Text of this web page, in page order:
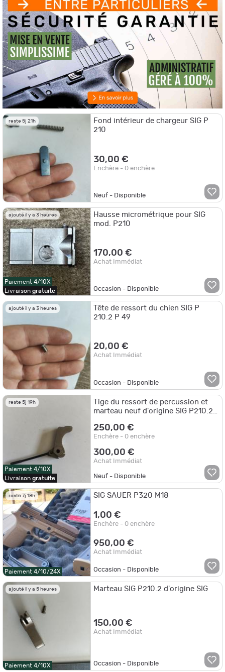
reste 5j 21h
Fond intérieur de chargeur SIG P
210
30,00 €
Enchère - 0 enchère
Neuf - Disponible
ajouté il y a 3 heures
Paiement 4/10X
Livraison gratuite
Hausse micrométrique pour SIG
mod. P210
170,00 €
Achat Immédiat
Occasion - Disponible
ajouté il y a 3 heures
Tête de ressort du chien SIG P
210.2 P 49
20,00 €
Achat Immédiat
Occasion - Disponible
reste 5j 19h
Paiement 4/10X
Livraison gratuite
Tige du ressort de percussion et
marteau neuf d'origine SIG P210.2
250,00 €
Enchère - 0 enchère
300,00 €
Achat Immédiat
Neuf - Disponible
reste 7j 18h
Paiement 4/10/24X
SIG SAUER P320 M18
1,00 €
Enchère - 0 enchère
950,00 €
Achat Immédiat
Occasion - Disponible
ajouté il y a 5 heures
Paiement 4/10X
Marteau SIG P210.2 d'origine SIG
150,00 €
Achat Immédiat
Occasion - Disponible